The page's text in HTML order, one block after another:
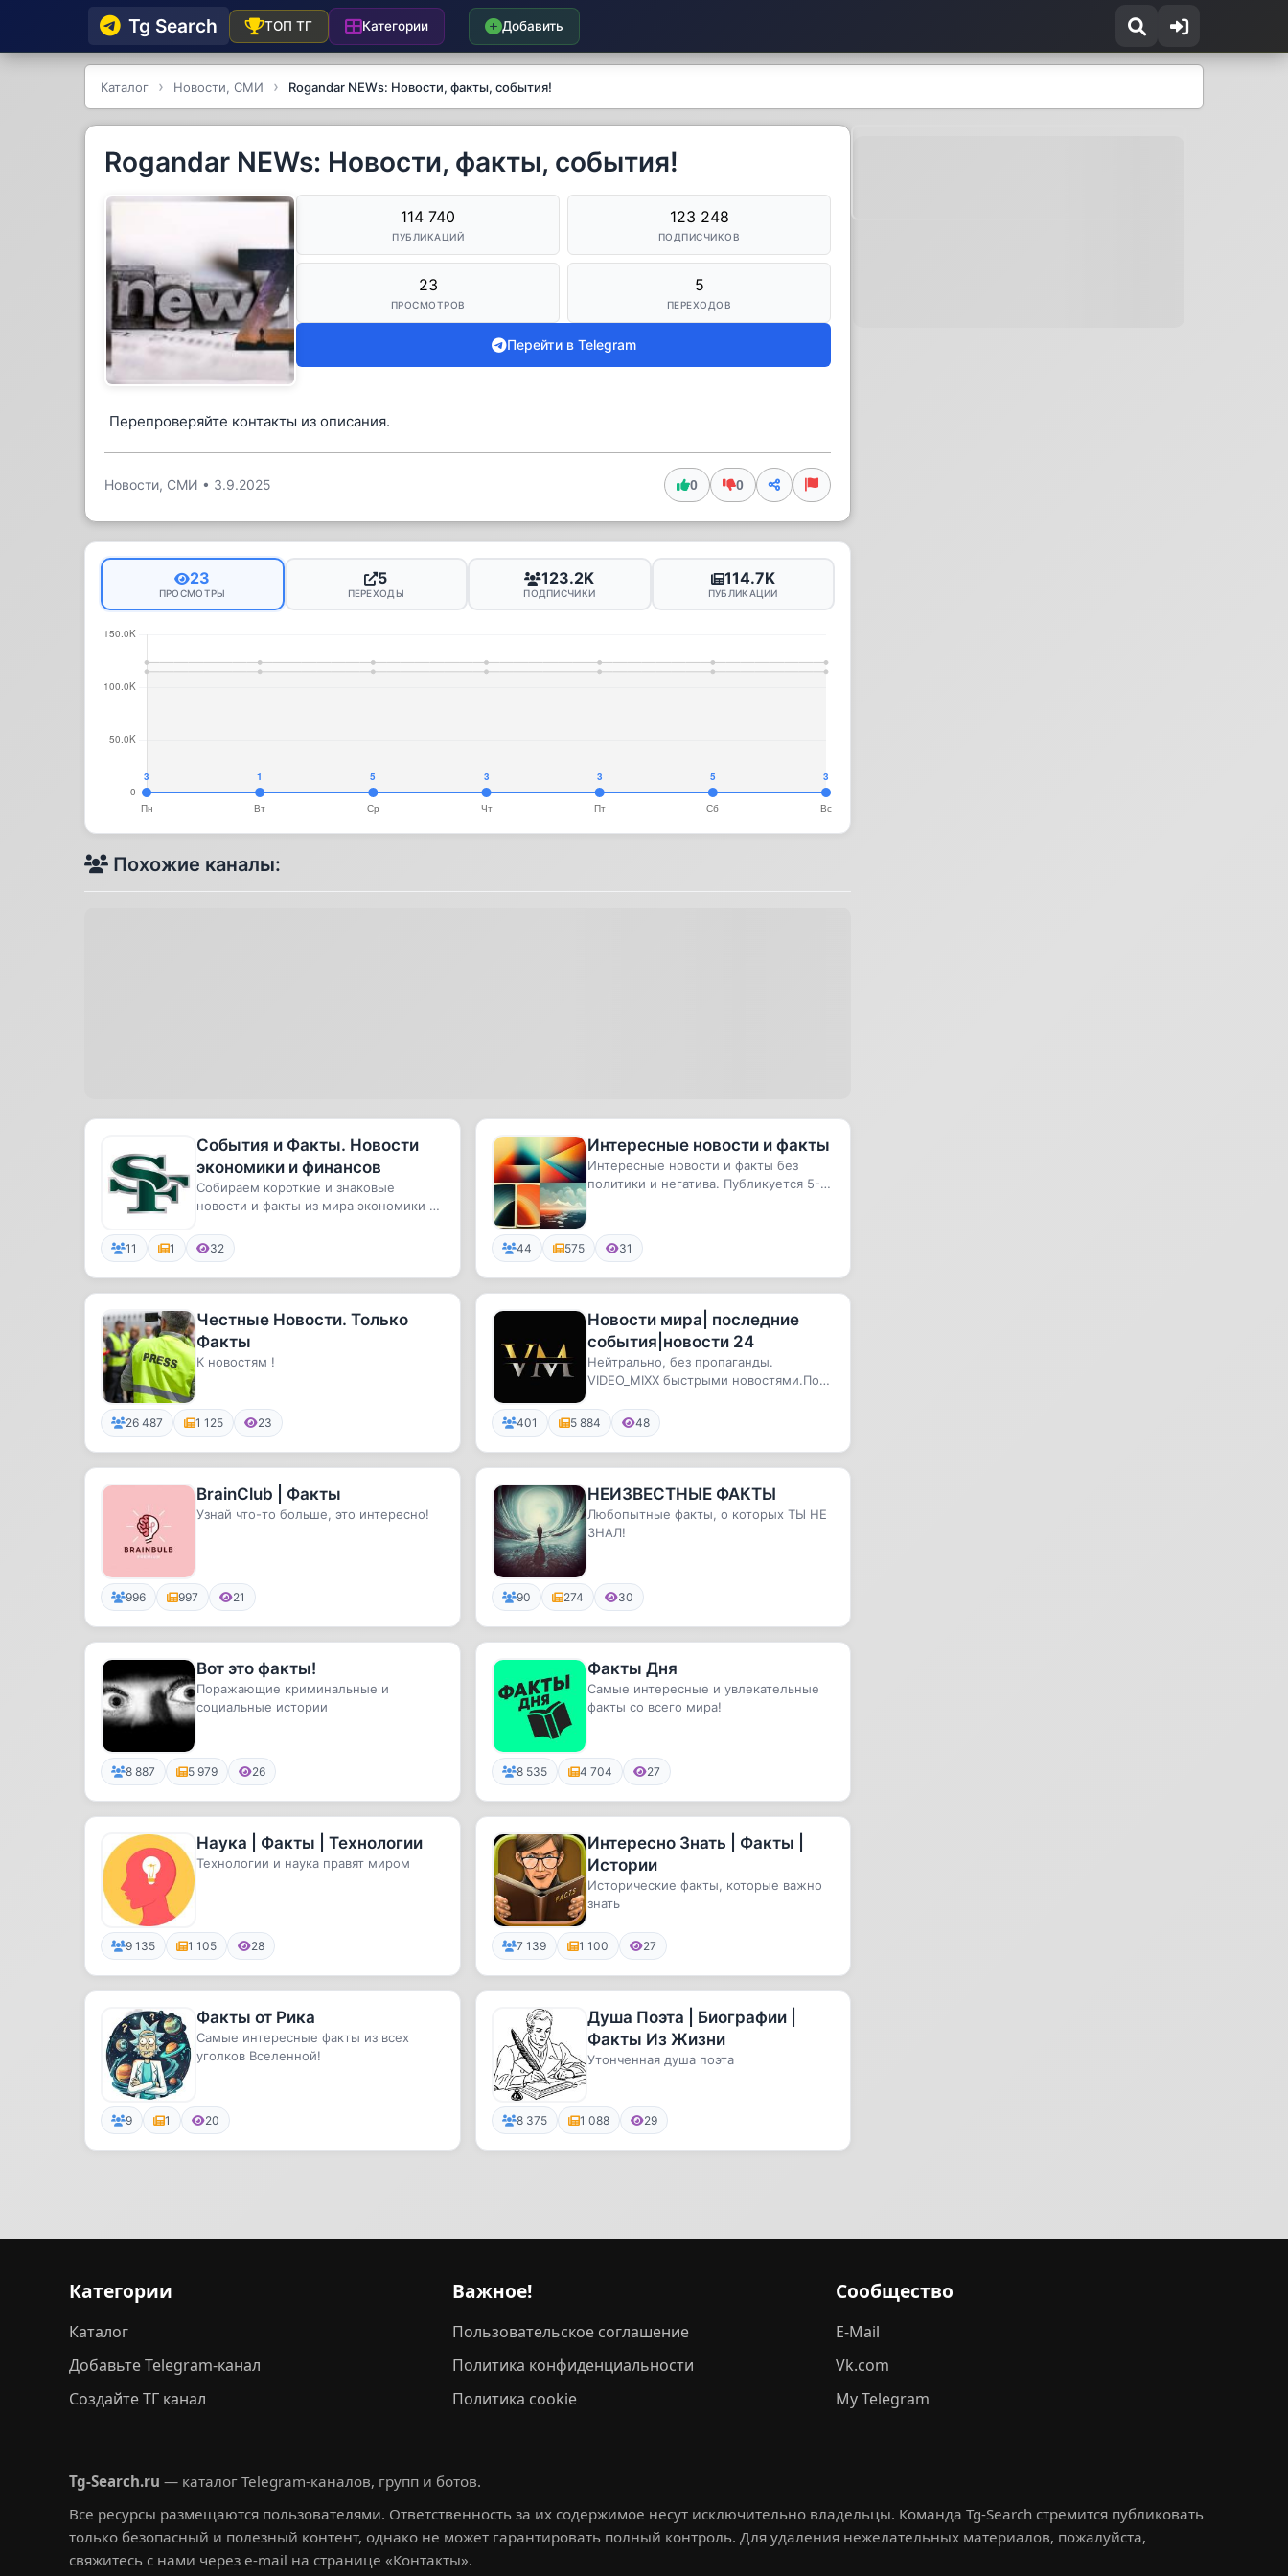
Tg Searсh ТОП ТГ Категории Добавить
Каталог Новости, СМИ Rogandar NEWs: Новости, факты, события!
Rogandar NEWs: Новости, факты, события!
114 740
ПУБЛИКАЦИЙ
123 248
ПОДПИСЧИКОВ
23
ПРОСМОТРОВ
5
ПЕРЕХОДОВ
Перейти в Telegram
Перепроверяйте контакты из описания.
Новости, СМИ • 3.9.2025 0 0
23
ПРОСМОТРЫ
5
ПЕРЕХОДЫ
123.2K
ПОДПИСЧИКИ
114.7K
ПУБЛИКАЦИИ
Похожие каналы:
События и Факты. Новости
экономики и финансов
Собираем короткие и знаковые
новости и факты из мира экономики и
11 1 32
Интересные новости и факты
Интересные новости и факты без
политики и негатива. Публикуется 5-10
44 575 31
Честные Новости. Только
Факты
К новостям !
26 487 1 125 23
Новости мира| последние
события|новости 24
Нейтрально, без пропаганды.
VIDEO_MIXX быстрыми новостями.По
401 5 884 48
BrainClub | Факты
Узнай что-то больше, это интересно!
996 997 21
НЕИЗВЕСТНЫЕ ФАКТЫ
Любопытные факты, о которых ТЫ НЕ
ЗНАЛ!
90 274 30
Вот это факты!
Поражающие криминальные и
социальные истории
8 887 5 979 26
Факты Дня
Самые интересные и увлекательные
факты со всего мира!
8 535 4 704 27
Наука | Факты | Технологии
Технологии и наука правят миром
9 135 1 105 28
Интересно Знать | Факты |
Истории
Исторические факты, которые важно
знать
7 139 1 100 27
Факты от Рика
Самые интересные факты из всех
уголков Вселенной!
9 1 20
Душа Поэта | Биографии |
Факты Из Жизни
Утонченная душа поэта
8 375 1 088 29
Категории
Каталог
Добавьте Telegram-канал
Создайте ТГ канал
Важное!
Пользовательское соглашение
Политика конфиденциальности
Политика cookie
Сообщество
E-Mail
Vk.com
My Telegram
Tg-Search.ru — каталог Telegram-каналов, групп и ботов.
Все ресурсы размещаются пользователями. Ответственность за их содержимое несут исключительно владельцы. Команда Tg-Search стремится публиковать
только безопасный и полезный контент, однако не может гарантировать полный контроль. Для удаления нежелательных материалов, пожалуйста,
свяжитесь с нами через e-mail на странице «Контакты».